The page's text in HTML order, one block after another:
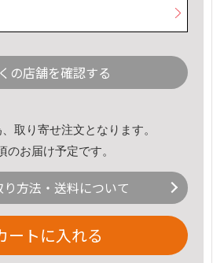
の店舗を確認する
取り寄せ注文となります。
のお届け予定です。
り方法・送料について
ートに入れる